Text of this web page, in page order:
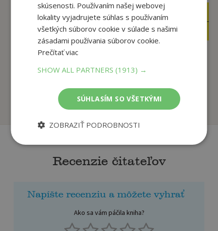
4 €
2,50 €
Matematika nás baví
Fakty a triky zo sveta
Na sklade
Recenzie čitateľov
Napíšte recenziu a môžete vyhrať
Ako sa vám páčila kniha?
skúsenosti. Používaním našej webovej
lokality vyjadrujete súhlas s používaním
všetkých súborov cookie v súlade s našimi
zásadami používania súborov cookie.
Prečítať viac
SHOW ALL PARTNERS(1913) →
SÚHLASÍM SO VŠETKÝMI
ZOBRAZIŤ PODROBNOSTI